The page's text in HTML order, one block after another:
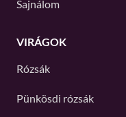
Sajnálom
VIRÁGOK
Rózsák
Pünkösdi rózsák